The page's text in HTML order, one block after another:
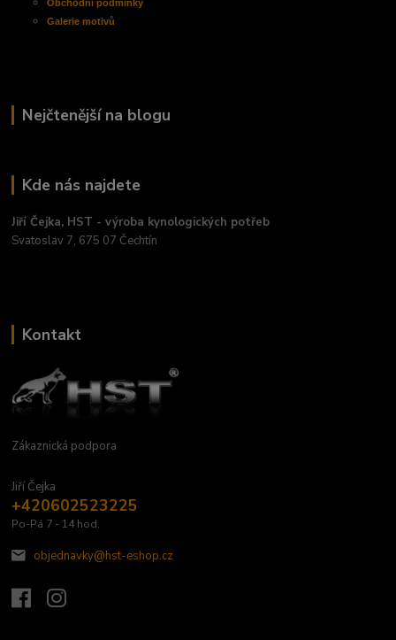
Obchodnípodmínky
Galerie motivů
Nejčtenější na blogu
Kde nás najdete
Jiří Čejka, HST - výroba kynologických potřeb
Svatoslav 7, 675 07 Čechtín
Kontakt
Zákaznická podpora
Jiří Čejka
+420602523225
Po-Pá 7 - 14 hod.
objednavky@hst-eshop.cz